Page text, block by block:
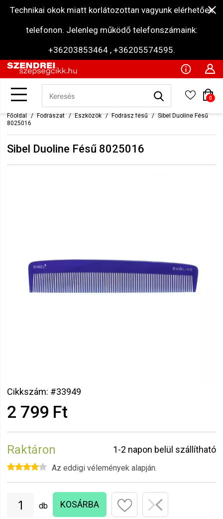
Technikai okok miatt korlátozottan vagyunk elérhetőek
telefonon. Jelenleg működő telefonszámaink:
+36203853464 , +36205574595.
0
Főoldal Fodrászat Eszközök Fodrász fésű
Sibel Duoline Fésű
8025016
Sibel Duoline Fésű 8025016
Cikkszám: #33949
2 799 Ft
Raktáron 1-2 napon belül szállítható
Az eddigi vélemények alapján.
db KOSÁRBA